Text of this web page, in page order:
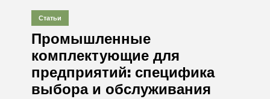
Статьи
Промышленные
комплектующие для
предприятий: специфика
выбора и обслуживания